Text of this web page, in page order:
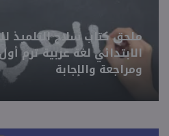
ملحق كتاب سلاح
ومراجعة والإجابة